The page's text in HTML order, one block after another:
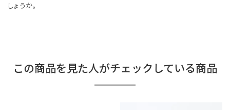
しょうか。
この商品を見た人がチェックしている商品